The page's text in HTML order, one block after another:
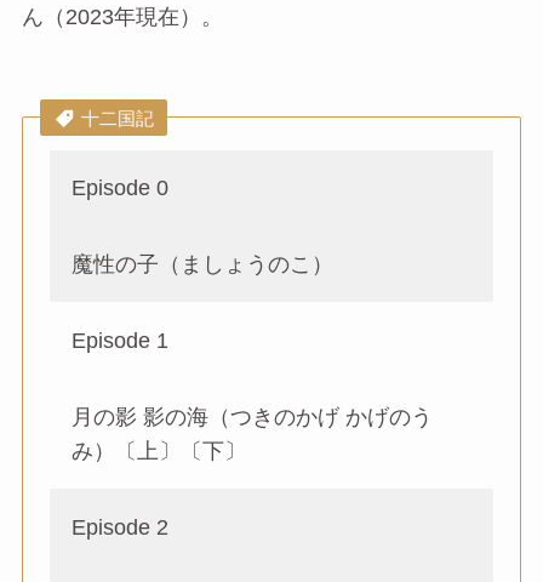
ん（2023年現在）。
十二国記
Episode 0
魔性の⼦（ましょうのこ）
Episode 1
⽉の影 影の海（つきのかげ かげのう
み）〔上〕〔下〕
Episode 2